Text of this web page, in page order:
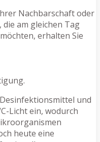
Nachbarschaft oder
am gleichen Tag
erhalten Sie
und
Licht ein, wodurch
heute eine